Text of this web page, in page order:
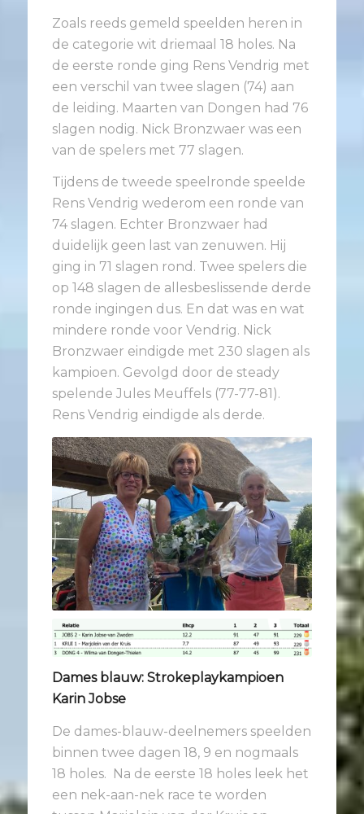
Zoals reeds gemeld speelden heren in
de categorie wit driemaal 18 holes. Na
de eerste ronde ging Rens Vendrig met
een verschil van twee slagen (74) aan
de leiding. Maarten van Dongen had 76
slagen nodig. Nick Bronzwaer was een
van de spelers met 77 slagen.
Tijdens de tweede speelronde speelde
Rens Vendrig wederom een ronde van
74 slagen. Echter Bronzwaer had
duidelijk geen last van zenuwen. Hij
ging in 71 slagen rond. Twee spelers die
op 148 slagen de allesbeslissende derde
ronde ingingen dus. En dat was en wat
mindere ronde voor Vendrig. Nick
Bronzwaer eindigde met 230 slagen als
kampioen. Gevolgd door de steady
spelende Jules Meuffels (77-77-81).
Rens Vendrig eindigde als derde.
Dames blauw: Strokeplaykampioen
Karin Jobse
De dames-blauw-deelnemers speelden
binnen twee dagen 18, 9 en nogmaals
18 holes. Na de eerste 18 holes leek het
een nek-aan-nek race te worden